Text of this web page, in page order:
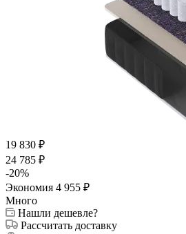
19 830 ₽
24 785 ₽
-20%
Экономия 4 955 ₽
Много
Нашли дешевле?
Рассчитать доставку